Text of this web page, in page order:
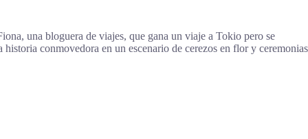
una bloguera de viajes, que gana un viaje a Tokio pero se
conmovedora en un escenario de cerezos en flor y ceremonias